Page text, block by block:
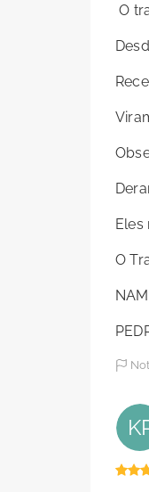
O
Eles
O